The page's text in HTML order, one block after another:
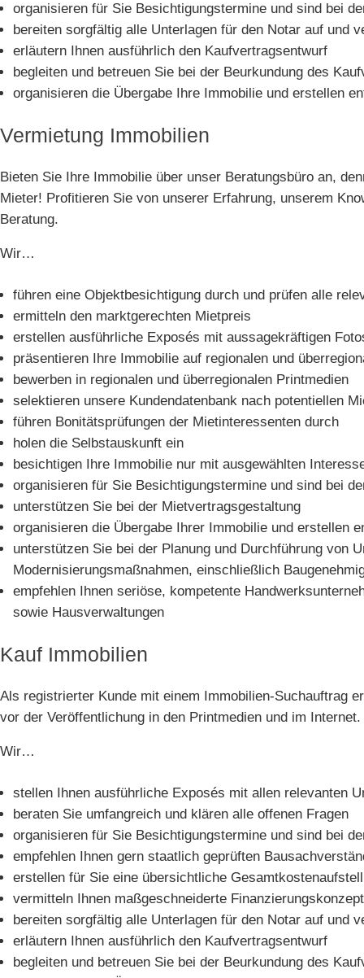
organisieren für Sie Besichtigungstermine und sind bei
bereiten sorgfältig alle Unterlagen für den Notar auf und
erläutern Ihnen ausführlich den Kaufvertragsentwurf
begleiten und betreuen Sie bei der Beurkundung des
organisieren die Übergabe Ihre Immobilie und erstellen
Vermietung Immobilien
Bieten Sie Ihre Immobilie über unser Beratungsbüro an,
Mieter! Profitieren Sie von unserer Erfahrung, unserem
Beratung.
Wir…
führen eine Objektbesichtigung durch und prüfen alle
ermitteln den marktgerechten Mietpreis
erstellen ausführliche Exposés mit aussagekräftigen
präsentieren Ihre Immobilie auf regionalen und
bewerben in regionalen und überregionalen Printmedien
selektieren unsere Kundendatenbank nach potentiellen
führen Bonitätsprüfungen der Mietinteressenten durch
holen die Selbstauskunft ein
besichtigen Ihre Immobilie nur mit ausgewählten
organisieren für Sie Besichtigungstermine und sind bei
unterstützen Sie bei der Mietvertragsgestaltung
organisieren die Übergabe Ihrer Immobilie und erstellen
unterstützen Sie bei der Planung und Durchführung von
Modernisierungsmaßnahmen, einschließlich
empfehlen Ihnen seriöse, kompetente
sowie Hausverwaltungen
Kauf Immobilien
Als registrierter Kunde mit einem Immobilien-Suchauftrag
vor der Veröffentlichung in den Printmedien und im Internet.
Wir…
stellen Ihnen ausführliche Exposés mit allen relevanten
beraten Sie umfangreich und klären alle offenen Fragen
organisieren für Sie Besichtigungstermine und sind bei
empfehlen Ihnen gern staatlich geprüften
erstellen für Sie eine übersichtliche
vermitteln Ihnen maßgeschneiderte
bereiten sorgfältig alle Unterlagen für den Notar auf und
erläutern Ihnen ausführlich den Kaufvertragsentwurf
begleiten und betreuen Sie bei der Beurkundung des